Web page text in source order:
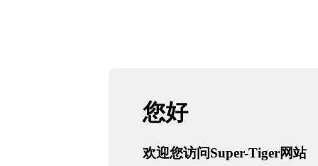
您好
欢迎您访问Super-Tiger网站